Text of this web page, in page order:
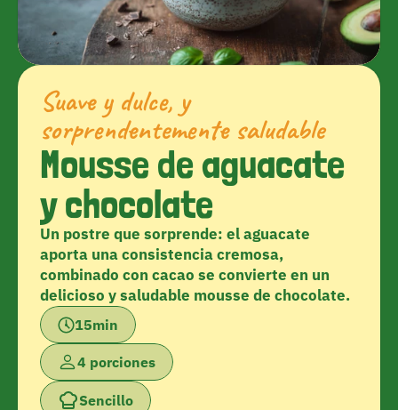
Suave y dulce, y
sorprendentemente saludable
Mousse de aguacate
y chocolate
Un postre que sorprende: el aguacate
aporta una consistencia cremosa,
combinado con cacao se convierte en un
delicioso y saludable mousse de chocolate.
15min
4 porciones
Sencillo